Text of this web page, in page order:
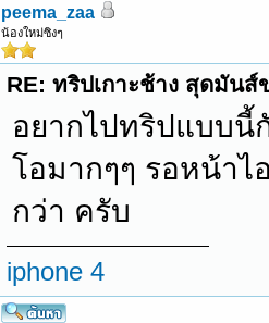
peema_zaa
น้องใหม่ซิงๆ
RE: ทริปเกาะช้าง สุดมันส์
อยากไปทริปแบบนี้
โอมากๆๆ รอหน้า
กว่า ครับ
iphone 4